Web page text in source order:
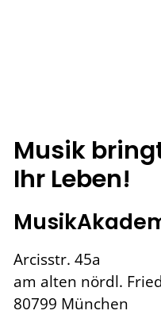
Musik
Ihr Leben!
Arcisstr. 45a
am alten nördl.
80799 München